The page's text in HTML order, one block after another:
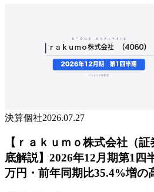
決算個社2026.07.27
【ｒａｋｕｍｏ株式会社（
底解説】2026年12月期第1四
万円・前年同期比35.4%増の